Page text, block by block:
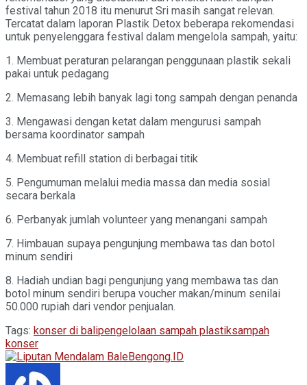
festival tahun 2018 itu menurut Sri masih sangat relevan.
Tercatat dalam laporan Plastik Detox beberapa rekomendasi
untuk penyelenggara festival dalam mengelola sampah, yaitu:
1. Membuat peraturan pelarangan penggunaan plastik sekali
pakai untuk pedagang
2. Memasang lebih banyak lagi tong sampah dengan penanda
3. Mengawasi dengan ketat dalam mengurusi sampah
bersama koordinator sampah
4. Membuat refill station di berbagai titik
5. Pengumuman melalui media massa dan media sosial
secara berkala
6. Perbanyak jumlah volunteer yang menangani sampah
7. Himbauan supaya pengunjung membawa tas dan botol
minum sendiri
8. Hadiah undian bagi pengunjung yang membawa tas dan
botol minum sendiri berupa voucher makan/minum senilai
50.000 rupiah dari vendor penjualan.
Tags: konser di balipengelolaan sampah plastiksampah
konser